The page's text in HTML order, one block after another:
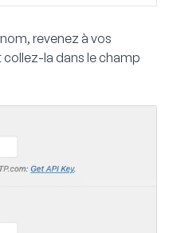
revenez à vos
la dans le champ